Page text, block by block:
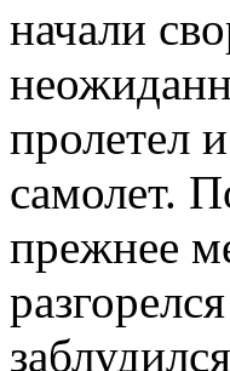
начали
пролетел
самолет.
прежнее